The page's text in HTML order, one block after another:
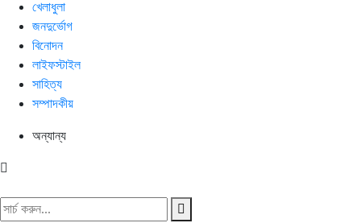
খেলাধুলা
জনদুর্ভোগ
বিনোদন
লাইফস্টাইল
সাহিত্য
সম্পাদকীয়
অন্যান্য